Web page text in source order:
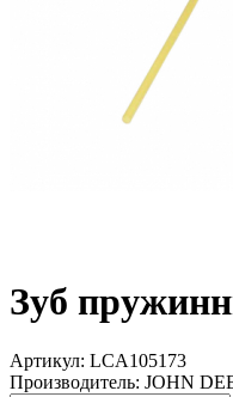
Зуб
Артикул: LCA105173
Производитель: JOHN